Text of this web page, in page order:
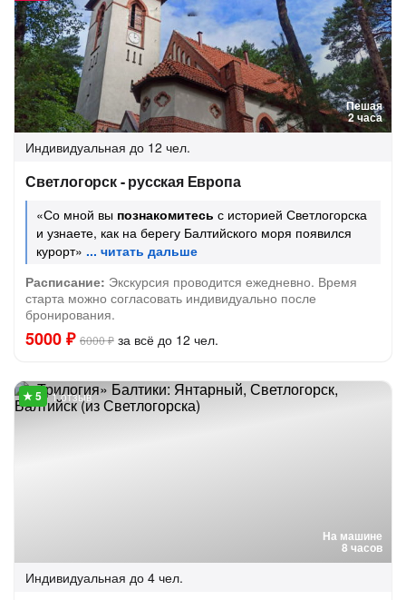
Пешая
2 часа
Индивидуальная до 12 чел.
Светлогорск - русская Европа
«Со мной вы познакомитесь с историей Светлогорска
и узнаете, как на берегу Балтийского моря появился
курорт»
Расписание: Экскурсия проводится ежедневно. Время
старта можно согласовать индивидуально после
бронирования.
5000 ₽ 6000 ₽ за всё до 12 чел.
На машине
8 часов
1 отзыв
Индивидуальная до 4 чел.